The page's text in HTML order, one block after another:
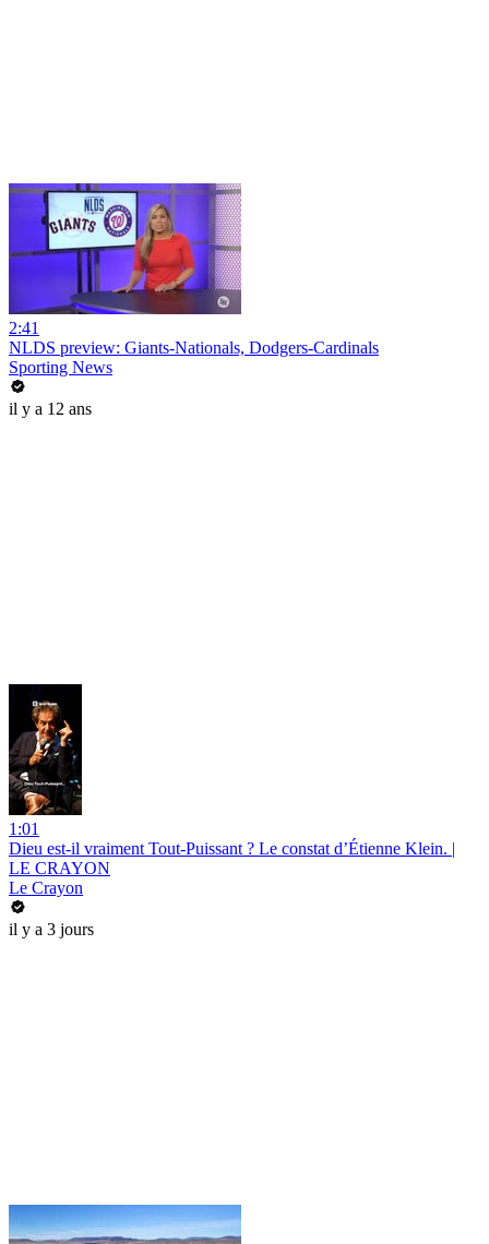
2:41
NLDS preview: Giants-Nationals, Dodgers-Cardinals
Sporting News
il y a 12 ans
1:01
Dieu est-il vraiment Tout-Puissant ? Le constat d’Étienne Klein. |
LE CRAYON
Le Crayon
il y a 3 jours